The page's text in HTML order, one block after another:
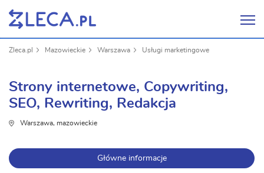
Zleca.pl Mazowieckie Warszawa Usługi marketingowe
Strony internetowe, Copywriting,
SEO, Rewriting, Redakcja
Warszawa, mazowieckie
Główne informacje